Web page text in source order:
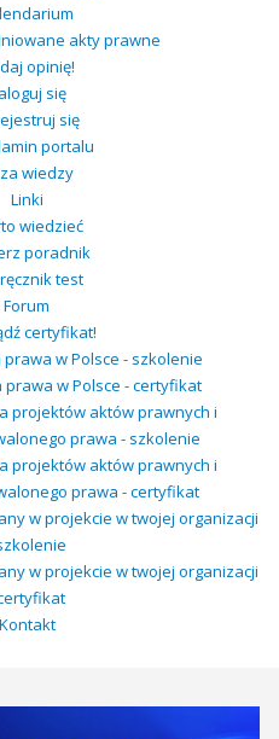
akty prawne
opinię!
się
się
portalu
wiedzy
Linki
wiedzieć
poradnik
test
Forum
certyfikat!
w Polsce - szkolenie
w Polsce - certyfikat
projektów aktów prawnych i
prawa - szkolenie
projektów aktów prawnych i
prawa - certyfikat
w projekcie w twojej organizacji
w projekcie w twojej organizacji
Kontakt